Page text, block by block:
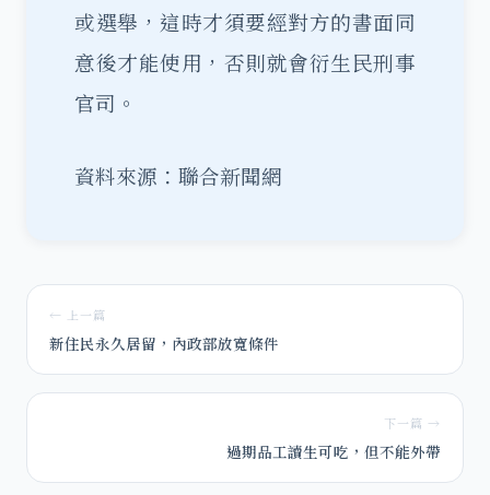
或選舉，這時才須要經對方的書面同
意後才能使用，否則就會衍生民刑事
官司。
資料來源：聯合新聞網
← 上一篇
新住民永久居留，內政部放寬條件
下一篇 →
過期品工讀生可吃，但不能外帶